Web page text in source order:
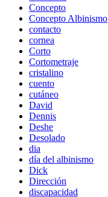
Concepto
Concepto Albinismo
contacto
cornea
Corto
Cortometraje
cristalino
cuento
cutáneo
David
Dennis
Deshe
Desolado
dia
día del albinismo
Dick
Dirección
discapacidad